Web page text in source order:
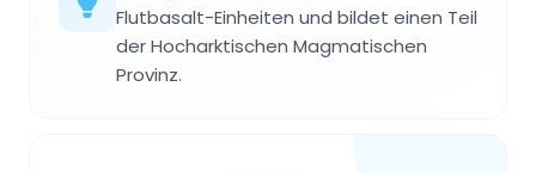
Flutbasalt-Einheiten und bildet einen Teil
der Hocharktischen Magmatischen
Provinz.